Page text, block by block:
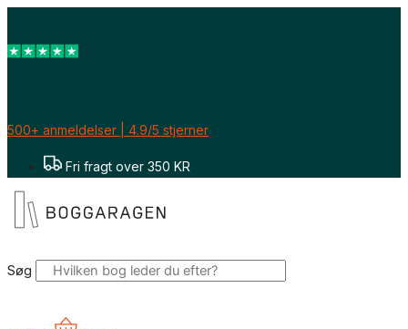
Gå
indholdet
500+ anmeldelser | 4.9/5 stjerner
Fri fragt over 350 KR
Søg